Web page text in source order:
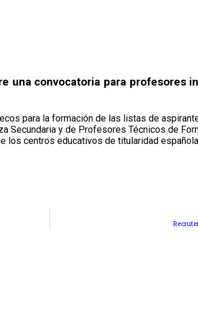
una convocatoria para profesores
para la formación de las listas de
Secundaria y de Profesores Técnicos de
los centros educativos de titularidad